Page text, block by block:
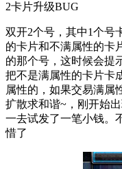
2卡片升级BUG
双开2个号，其中1个号
的卡片和不满属性的卡
的那个号，这时候会提
把不是满属性的卡片卡
属性的，如果交易满属
扩散求和谐~，刚开始
一去试发了一笔小钱。
惜了